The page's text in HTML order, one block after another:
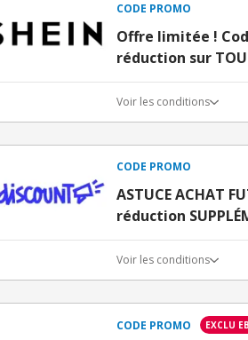
CODE PROMO
Offre limitée !
réduction sur
Voir les conditions
CODE PROMO
ASTUCE ACHAT
réduction
Voir les conditions
CODE PROMO EXCLU